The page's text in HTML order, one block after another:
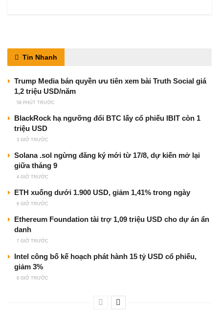
Tin Nhanh
Trump Media bán quyền ưu tiên xem bài Truth Social giá
1,2 triệu USD/năm
59 PHÚT TRƯỚC
BlackRock hạ ngưỡng đổi BTC lấy cổ phiếu IBIT còn 1
triệu USD
3 GIỜ TRƯỚC
Solana .sol ngừng đăng ký mới từ 17/8, dự kiến mở lại
giữa tháng 9
4 GIỜ TRƯỚC
ETH xuống dưới 1.900 USD, giảm 1,41% trong ngày
6 GIỜ TRƯỚC
Ethereum Foundation tài trợ 1,09 triệu USD cho dự án ẩn
danh
7 GIỜ TRƯỚC
Intel công bố kế hoạch phát hành 15 tỷ USD cổ phiếu,
giảm 3%
8 GIỜ TRƯỚC